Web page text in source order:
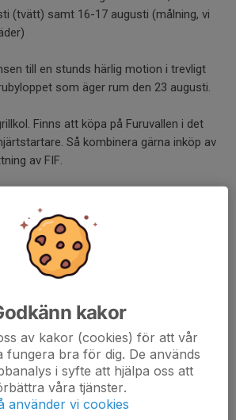
(tvätt) samt 16-17 augusti (målning, vi
till en stunds härlig motion i trevligt
som äger rum den 23 augusti.
Finns att köpa på Furuvallen i det
Så kombinera gärna inköp av
av FIF.
i höst.
kakor
av kakor (cookies) för att vår
fungera bra för dig. De används
i syfte att hjälpa oss att
våra tjänster.
använder vi cookies